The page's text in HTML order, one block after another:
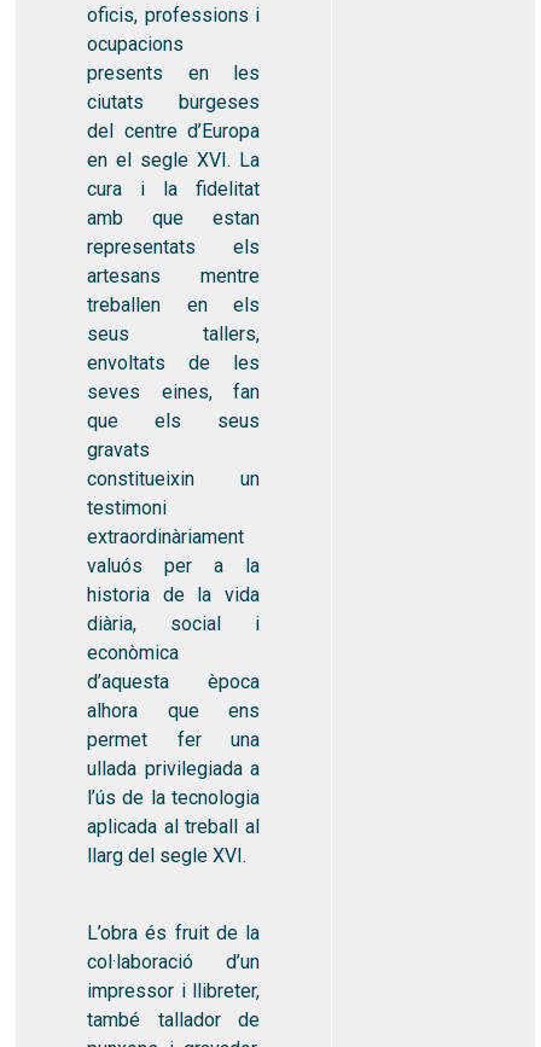
oficis, professions i
ocupacions
presents en les
ciutats burgeses
del centre d’Europa
en el segle XVI. La
cura i la fidelitat
amb que estan
representats els
artesans mentre
treballen en els
seus tallers,
envoltats de les
seves eines, fan
que els seus
gravats
constitueixin un
testimoni
extraordinàriament
valuós per a la
historia de la vida
diària, social i
econòmica
d’aquesta època
alhora que ens
permet fer una
ullada privilegiada a
l’ús de la tecnologia
aplicada al treball al
llarg del segle XVI.
L’obra és fruit de la
col·laboració d’un
impressor i llibreter,
també tallador de